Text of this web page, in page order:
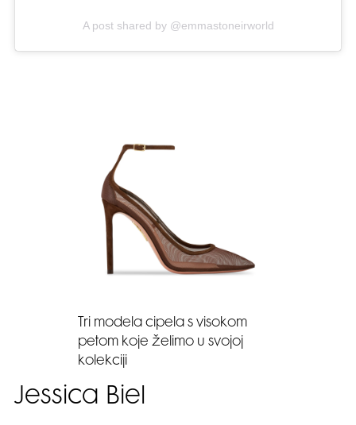
A post shared by @emmastoneirworld
Tri modela cipela s visokom
petom koje želimo u svojoj
kolekciji
Jessica Biel